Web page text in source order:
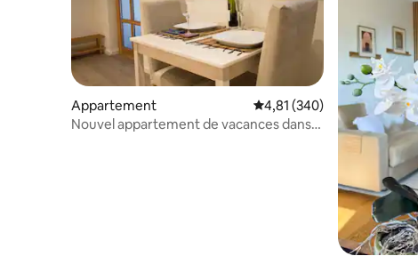
Appartement Évaluation moyenne sur
4,81 (340)
Nouvel appartement de vacances dans